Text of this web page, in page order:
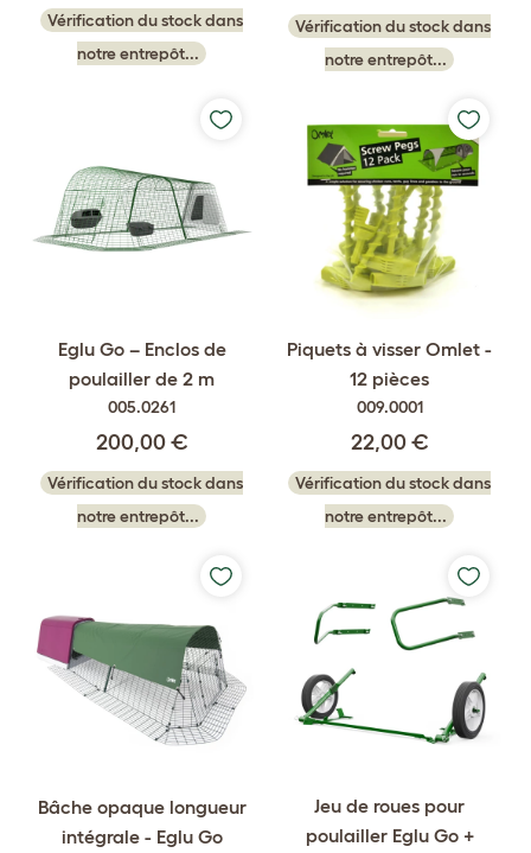
Vérification du stock dans
notre entrepôt...
Vérification du stock dans
notre entrepôt...
Eglu Go – Enclos de
poulailler de 2 m
005.0261
200,00 €
Vérification du stock dans
notre entrepôt...
Piquets à visser Omlet -
12 pièces
009.0001
22,00 €
Vérification du stock dans
notre entrepôt...
Bâche opaque longueur
intégrale - Eglu Go
Jeu de roues pour
poulailler Eglu Go +